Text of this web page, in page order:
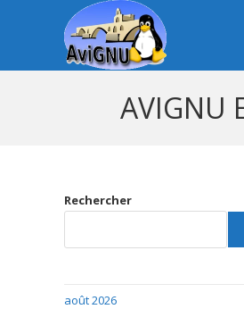
AVIGNU
Rechercher
août 2026